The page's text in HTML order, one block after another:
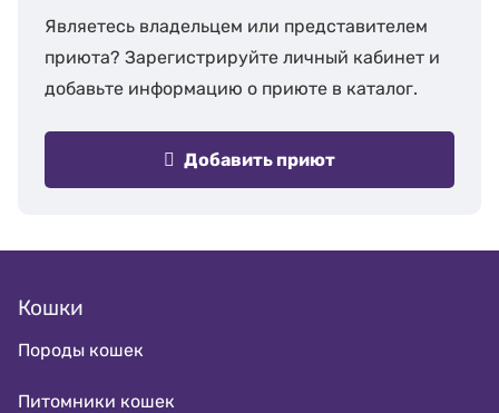
Являетесь владельцем или представителем
приюта? Зарегистрируйте личный кабинет и
добавьте информацию о приюте в каталог.
Добавить приют
Кошки
Породы кошек
Питомники кошек